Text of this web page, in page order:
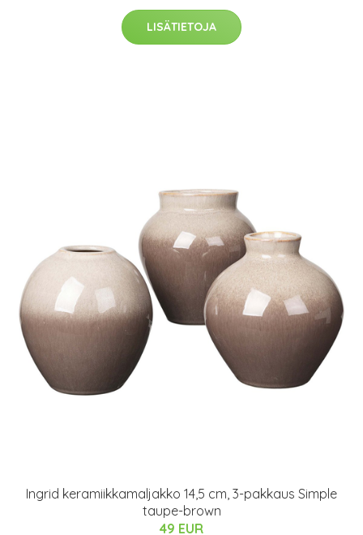
LISÄTIETOJA
Ingrid keramiikkamaljakko 14,5 cm, 3-pakkaus Simple
taupe-brown
49 EUR